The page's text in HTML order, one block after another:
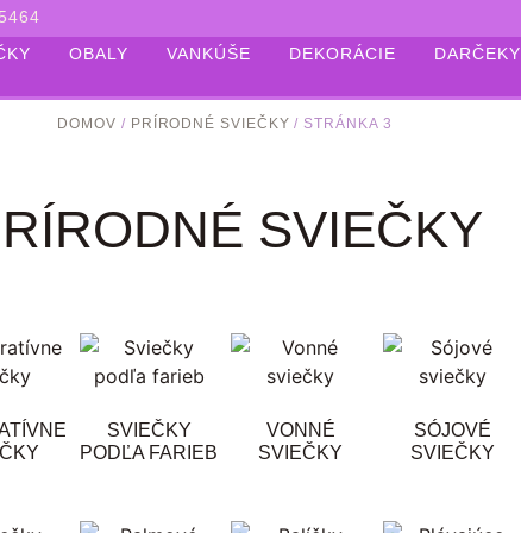
OBALY VANKÚŠE DEKORÁCIE DARČEKY
DOMOV / PRÍRODNÉ SVIEČKY / STRÁNKA 3
SVIEČKY
SVIEČKY
PODĽA FARIEB
VONNÉ
SVIEČKY
SÓJOVÉ
SVIEČKY